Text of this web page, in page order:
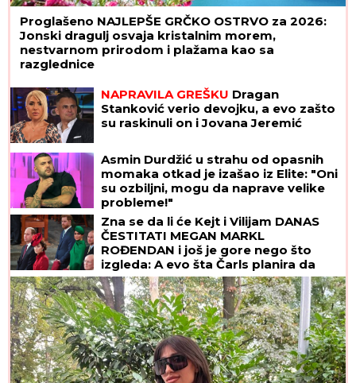
Proglašeno NAJLEPŠE GRČKO OSTRVO za 2026:
Jonski dragulj osvaja kristalnim morem,
nestvarnom prirodom i plažama kao sa
razglednice
NAPRAVILA GREŠKU Dragan
Stanković verio devojku, a evo zašto
su raskinuli on i Jovana Jeremić
Asmin Durdžić u strahu od opasnih
momaka otkad je izašao iz Elite: "Oni
su ozbiljni, mogu da naprave velike
probleme!"
Zna se da li će Kejt i Vilijam DANAS
ČESTITATI MEGAN MARKL
ROĐENDAN i još je gore nego što
izgleda: A evo šta Čarls planira da
uradi dok mu snaja PUNI 45 GODINA